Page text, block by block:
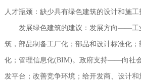
人才瓶颈：缺少具有绿色建筑的设计和施工
发展绿色建筑的建议：发展方向——工
筑，部品制备工厂化；部品和设计标准化
化；管理信息化(BIM)。政府支持——向社
发平台；改善竞争环境；给开发商、设计